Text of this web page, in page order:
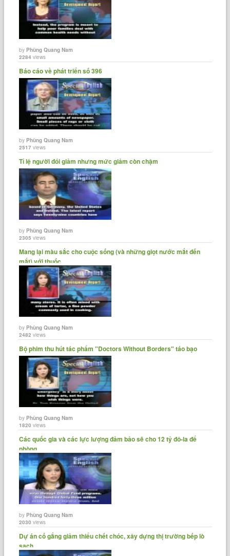
byPhùng Quang Nam
2284 views
Báo cáo về phát triển số 396
byPhùng Quang Nam
2517 views
Tỉ lệ người đói giảm nhưng mức giảm còn chậm
byPhùng Quang Nam
2305 views
Mang lại màu sắc cho cuộc sống (và những giọt nước mắt đến
mắt) với thuốc......
byPhùng Quang Nam
2482 views
Bộ phim thu hút tác phẩm "Doctors Without Borders" táo bạo
byPhùng Quang Nam
1820 views
Các quốc gia và các lực lượng đảm bảo sẽ cho 12 tỷ đô-la để
phòng......
byPhùng Quang Nam
2030 views
Dự án cố gắng giảm thiểu chết chóc, xây dựng thị trường bếp lò
sạch